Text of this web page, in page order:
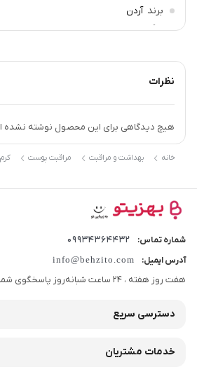
برند آردن
رنگ بژ روشن
نظرات
هیچ دیدگاهی برای این محصول نوشته نشده
خانه بهداشت و مراقبت مراقبت پوست
شماره تماس: 09934364432
آدرس ایمیل: info@behzito.com
هفت روز هفته ، 24 ساعت شبانه‌روز پاسخگوی شما هستیم.
دسترسی سریع
خدمات مشتریان